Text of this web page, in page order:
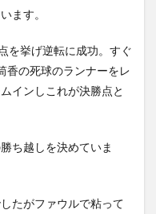
ます。
を挙げ逆転に成功。すぐ
香の死球のランナーをレ
インしこれが決勝点と
ち越しを決めていま
たがファウルで粘って